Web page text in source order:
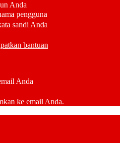
Anda
pengguna
sandi Anda
bantuan
Anda
ke email Anda.